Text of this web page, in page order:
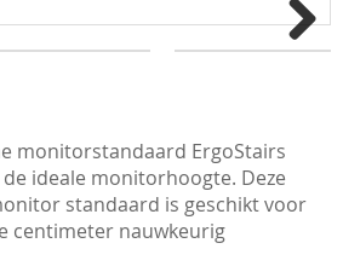
monitorstandaard ErgoStairs
ideale monitorhoogte. Deze
standaard is geschikt voor
centimeter nauwkeurig